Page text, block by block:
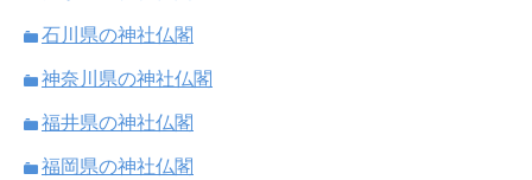
石川県の神社仏閣
神奈川県の神社仏閣
福井県の神社仏閣
福岡県の神社仏閣